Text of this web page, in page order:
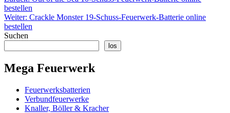
bestellen
Weiter: Crackle Monster 19-Schuss-Feuerwerk-Batterie online
bestellen
Suchen
los
Mega Feuerwerk
Feuerwerksbatterien
Verbundfeuerwerke
Knaller, Böller & Kracher